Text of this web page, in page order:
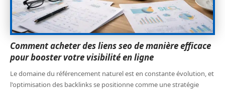
Comment acheter des liens seo de manière efficace
pour booster votre visibilité en ligne
Le domaine du référencement naturel est en constante évolution, et
l'optimisation des backlinks se positionne comme une stratégie